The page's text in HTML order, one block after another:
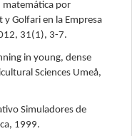
matemática por
y Golfari en la Empresa
31(1), 3-7.
in young, dense
Sciences Umeå,
Simuladores de
1999.